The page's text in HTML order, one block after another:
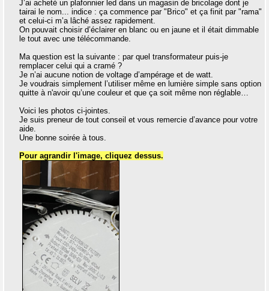
J’ai acheté un plafonnier led dans un magasin de bricolage dont je
tairai le nom... indice : ça commence par "Brico" et ça finit par "rama"
et celui-ci m’a lâché assez rapidement.
On pouvait choisir d’éclairer en blanc ou en jaune et il était dimmable
le tout avec une télécommande.
Ma question est la suivante : par quel transformateur puis-je
remplacer celui qui a cramé ?
Je n’ai aucune notion de voltage d’ampérage et de watt.
Je voudrais simplement l’utiliser même en lumière simple sans option
quitte à n'avoir qu’une couleur et que ça soit même non réglable…
Voici les photos ci-jointes.
Je suis preneur de tout conseil et vous remercie d’avance pour votre
aide.
Une bonne soirée à tous.
Pour agrandir l'image, cliquez dessus.